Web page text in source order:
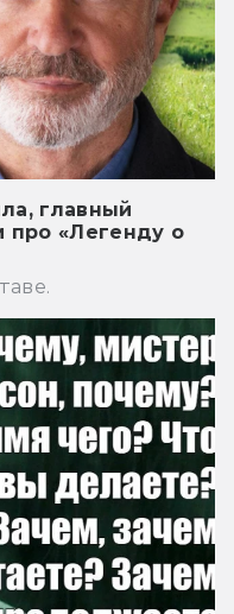
главный
про «Легенду о